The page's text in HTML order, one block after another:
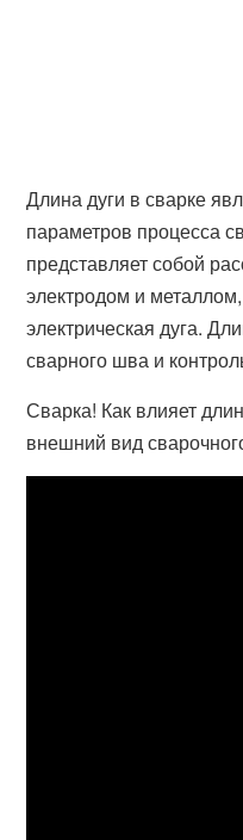
Длина дуги в сварке
параметров процесса
представляет собой
электродом и
электрическая дуга.
сварного шва и
Сварка! Как влияет
внешний вид